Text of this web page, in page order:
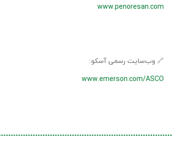
www.penoresan.com
🔗 وب‌سایت رسمی آسکو:
www.emerson.com/ASCO